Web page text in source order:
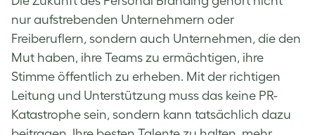
nur aufstrebenden Unternehmern oder
Freiberuflern, sondern auch Unternehmen, die den
Mut haben, ihre Teams zu ermächtigen, ihre
Stimme öffentlich zu erheben. Mit der richtigen
Leitung und Unterstützung muss das keine PR-
Katastrophe sein, sondern kann tatsächlich dazu